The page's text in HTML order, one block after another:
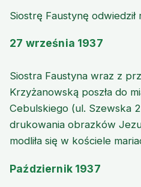
Siostrę Faustynę odwiedził
27 września 1937
Siostra Faustyna wraz z
Krzyżanowską poszła do
Cebulskiego (ul. Szewska
drukowania obrazków
modliła się w kościele
Październik 1937